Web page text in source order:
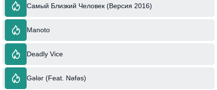
Самый Близкий Человек (Версия 2016)
Manoto
Deadly Vice
Gələr (Feat. Nəfəs)